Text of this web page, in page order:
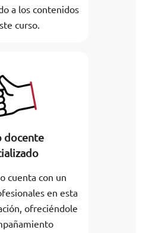
a los contenidos
curso.
docente
cuenta con un
en esta
ofreciéndole